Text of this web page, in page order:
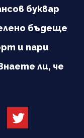
буквар
бъдеще
и пари
ли, че